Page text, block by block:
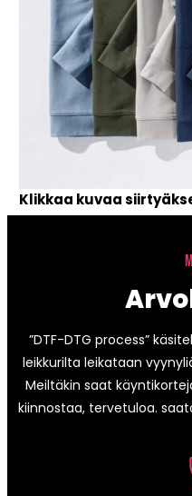
Klikkaa kuvaa
”DTF-DTG process”
leikkurilta leikataan
Meiltäkin saat
kiinnostaa, tervetuloa.